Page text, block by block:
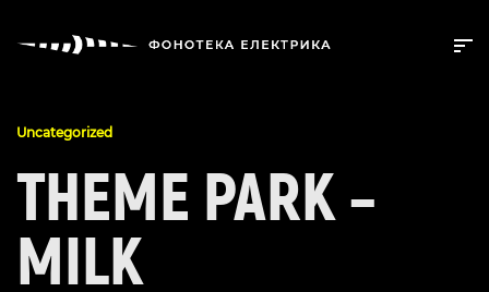
Uncategorized
THEME PARK –
MILK